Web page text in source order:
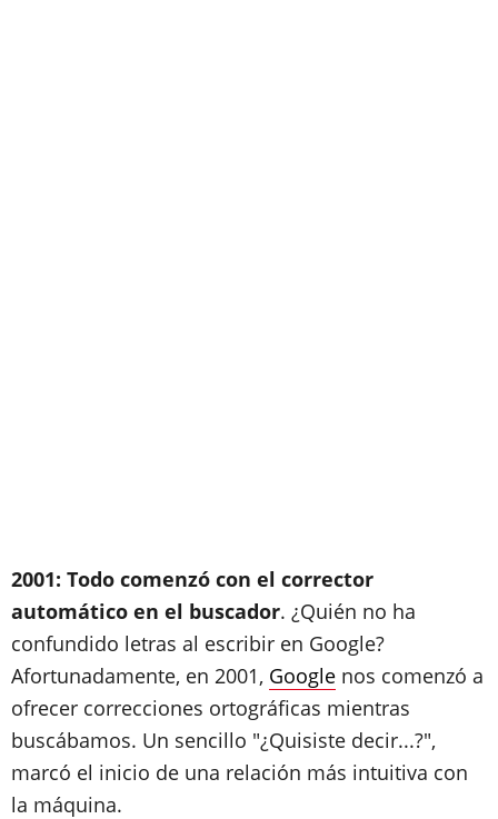
2001: Todo comenzó con el corrector
automático en el buscador. ¿Quién no ha
confundido letras al escribir en Google?
Afortunadamente, en 2001, Google nos comenzó a
ofrecer correcciones ortográficas mientras
buscábamos. Un sencillo "¿Quisiste decir...?",
marcó el inicio de una relación más intuitiva con
la máquina.